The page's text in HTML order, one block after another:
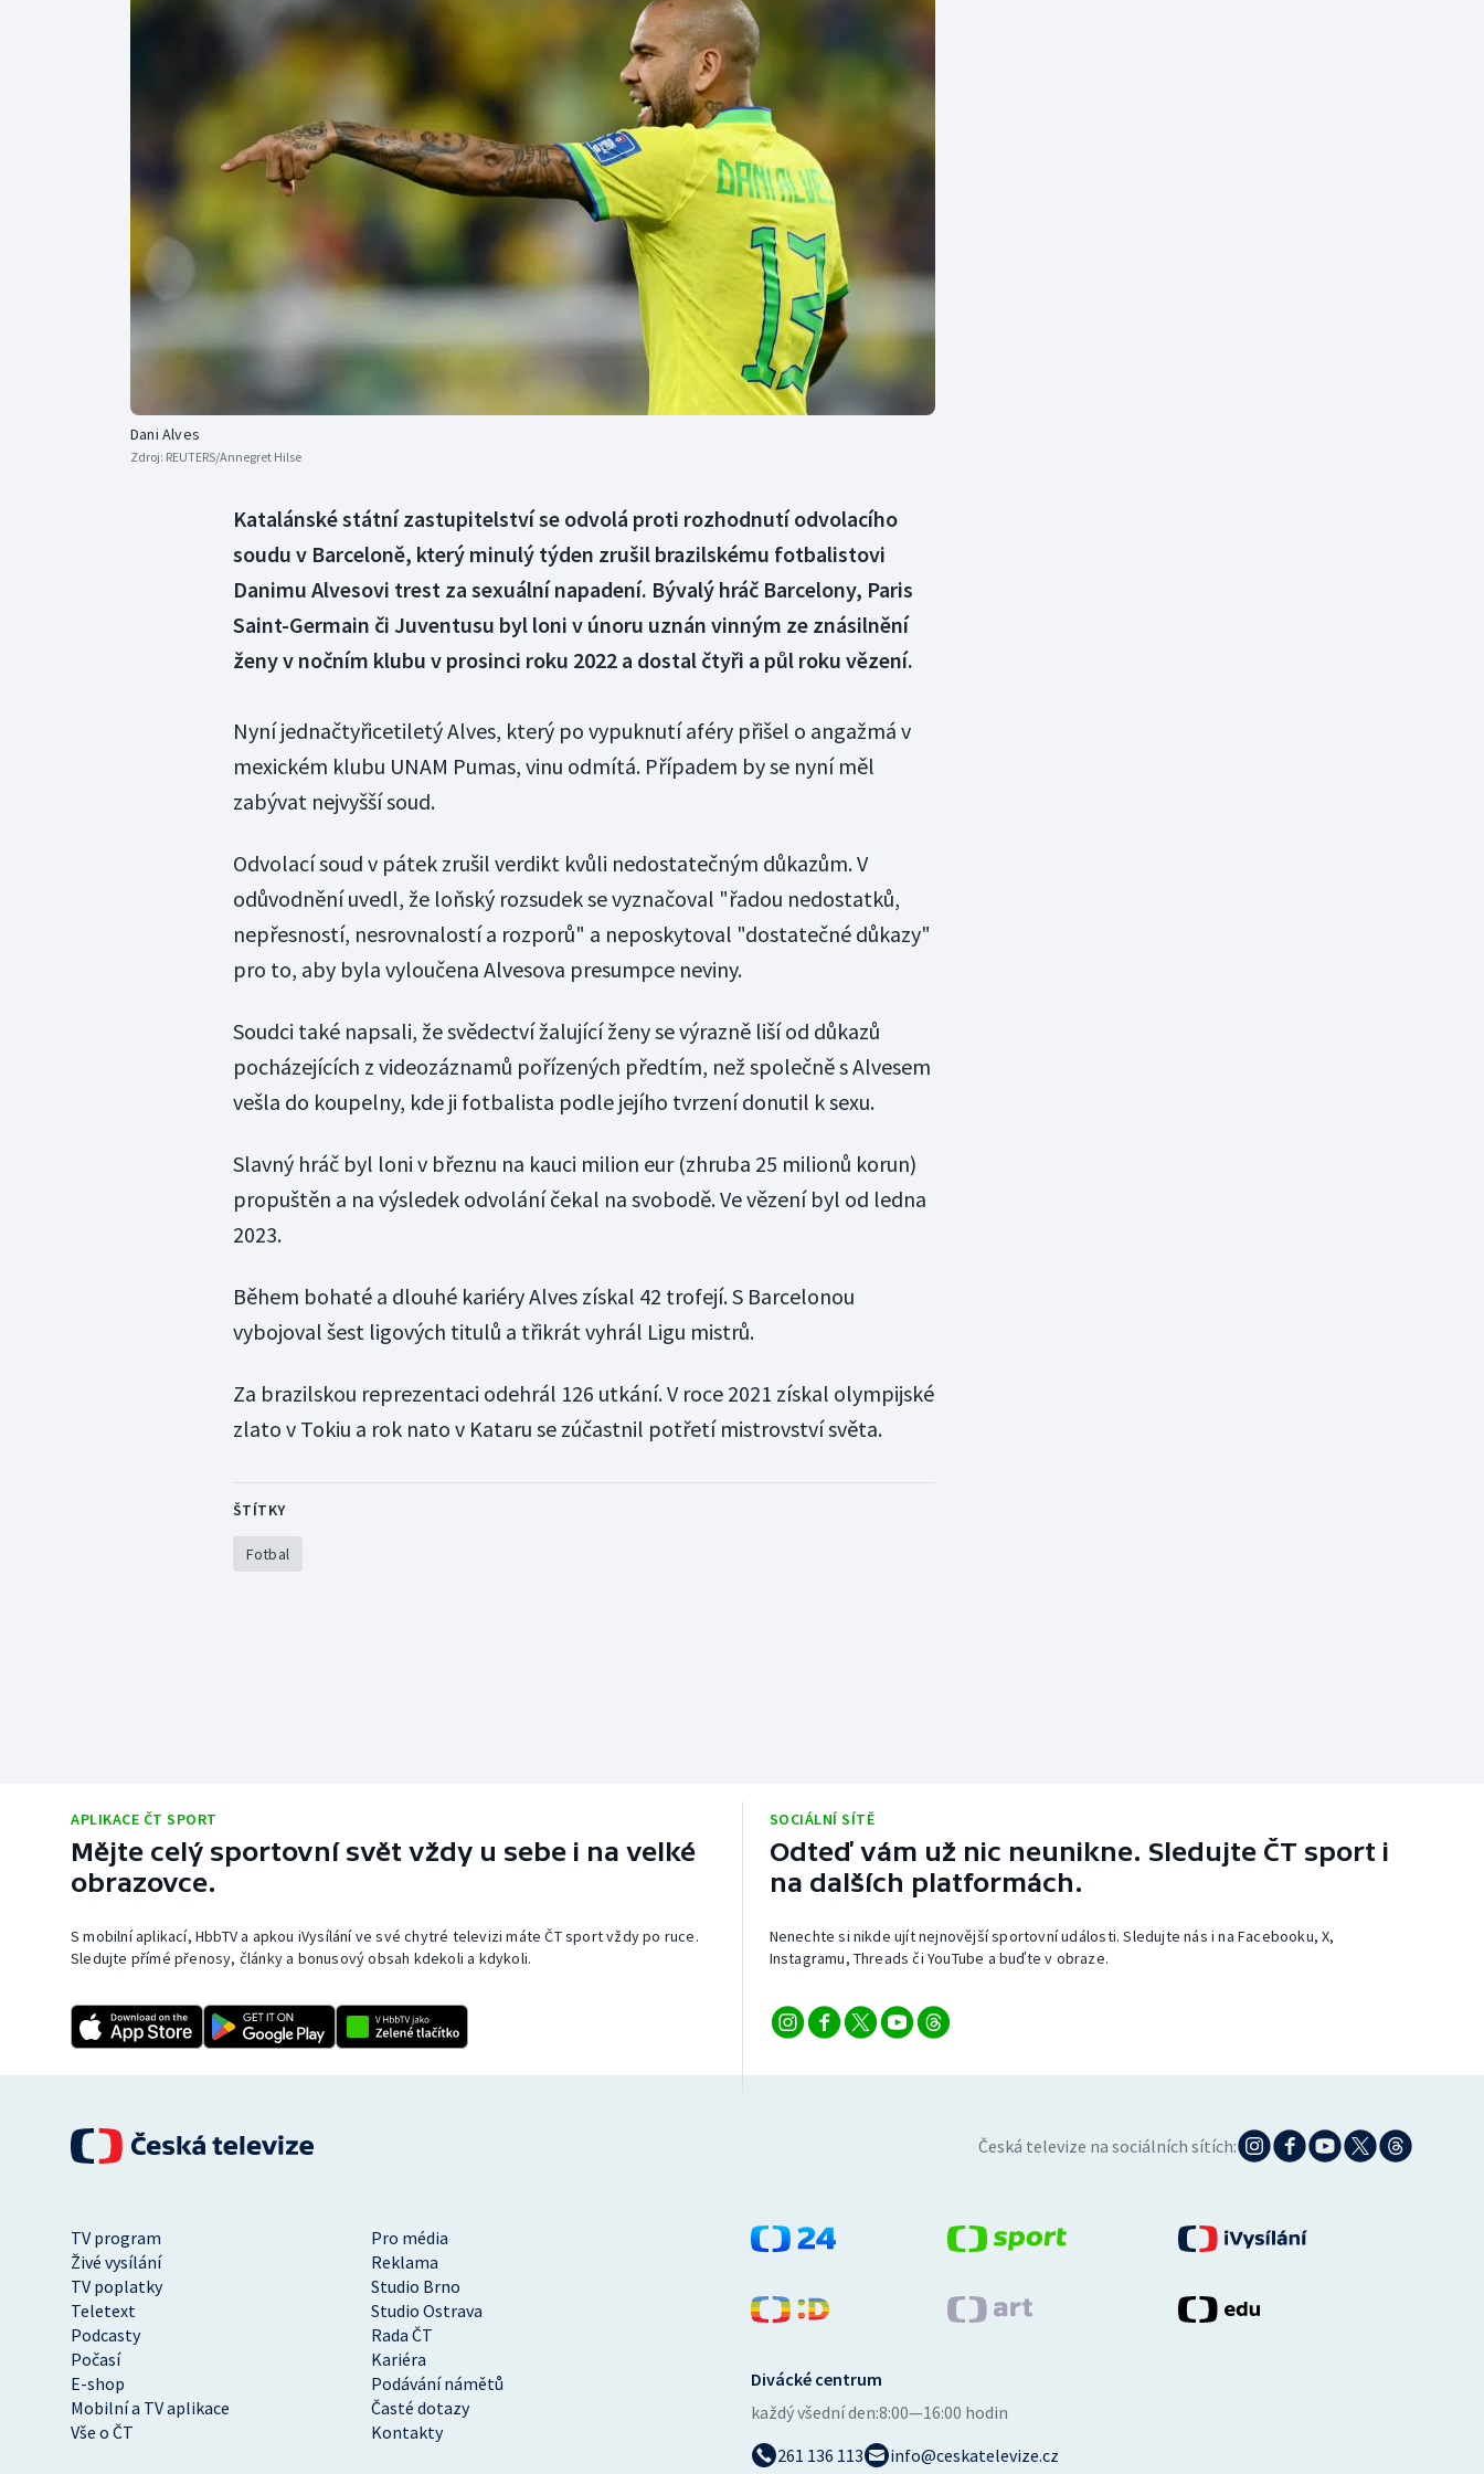
Dostihy
Florbal
Futsal
Gymnastika
Moderní pětiboj
Motorsport
Olympijské hry
Parasport
Plavání
Plážový volejbal
Veslování
Vodní slalom
Volejbal
Ostatní
Dani Alves
Zdroj: REUTERS/Annegret Hilse
Katalánské státní zastupitelství se odvolá proti rozhodnutí odvolacího
soudu v Barceloně, který minulý týden zrušil brazilskému fotbalistovi
Danimu Alvesovi trest za sexuální napadení. Bývalý hráč Barcelony, Paris
Saint-Germain či Juventusu byl loni v únoru uznán vinným ze znásilnění
ženy v nočním klubu v prosinci roku 2022 a dostal čtyři a půl roku vězení.
Nyní jednačtyřicetiletý Alves, který po vypuknutí aféry přišel o angažmá v
mexickém klubu UNAM Pumas, vinu odmítá. Případem by se nyní měl
zabývat nejvyšší soud.
Odvolací soud v pátek zrušil verdikt kvůli nedostatečným důkazům. V
odůvodnění uvedl, že loňský rozsudek se vyznačoval "řadou nedostatků,
nepřesností, nesrovnalostí a rozporů" a neposkytoval "dostatečné důkazy"
pro to, aby byla vyloučena Alvesova presumpce neviny.
Soudci také napsali, že svědectví žalující ženy se výrazně liší od důkazů
pocházejících z videozáznamů pořízených předtím, než společně s Alvesem
vešla do koupelny, kde ji fotbalista podle jejího tvrzení donutil k sexu.
Slavný hráč byl loni v březnu na kauci milion eur (zhruba 25 milionů korun)
propuštěn a na výsledek odvolání čekal na svobodě. Ve vězení byl od ledna
2023.
Během bohaté a dlouhé kariéry Alves získal 42 trofejí. S Barcelonou
vybojoval šest ligových titulů a třikrát vyhrál Ligu mistrů.
Za brazilskou reprezentaci odehrál 126 utkání. V roce 2021 získal olympijské
zlato v Tokiu a rok nato v Kataru se zúčastnil potřetí mistrovství světa.
ŠTÍTKY
Fotbal
APLIKACE ČT SPORT
Mějte celý sportovní svět vždy u sebe i na velké
obrazovce.
S mobilní aplikací, HbbTV a apkou iVysílání ve své chytré televizi máte ČT sport vždy po ruce.
Sledujte přímé přenosy, články a bonusový obsah kdekoli a kdykoli.
SOCIÁLNÍ SÍTĚ
Odteď vám už nic neunikne. Sledujte ČT sport i
na dalších platformách.
Nenechte si nikde ujít nejnovější sportovní události. Sledujte nás i na Facebooku, X,
Instagramu, Threads či YouTube a buďte v obraze.
Česká televize na sociálních sítích:
TV program
Pro média
Živé vysílání
Reklama
TV poplatky
Studio Brno
Teletext
Studio Ostrava
Podcasty
Rada ČT
Počasí
Kariéra
E-shop
Podávání námětů
Mobilní a TV aplikace
Časté dotazy
Vše o ČT
Kontakty
Divácké centrum
každý všední den:8:00—16:00 hodin
261 136 113
info@ceskatelevize.cz